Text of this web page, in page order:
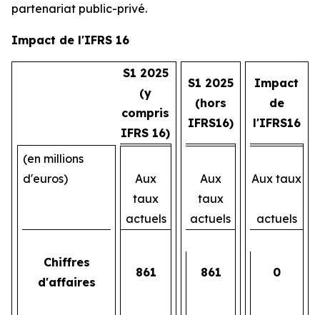
partenariat public-privé.
Impact de l'IFRS 16
S1 2025
(y
compris
IFRS 16)
S1 2025
(hors
IFRS16)
Impact
de
l'IFRS16
(en millions
d'euros)
Aux
taux
actuels
Aux
taux
actuels
Aux taux
actuels
Chiffres
d'affaires
861 861 0